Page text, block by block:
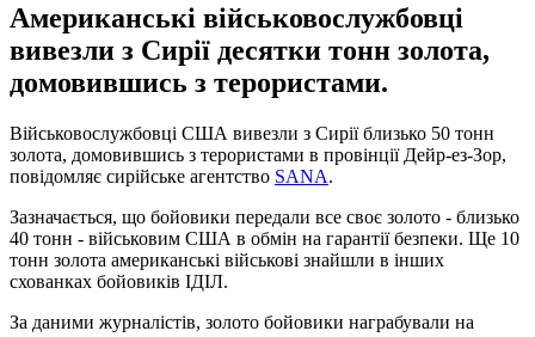
Американські військовослужбовці
вивезли з Сирії десятки тонн золота,
домовившись з терористами.
Військовослужбовці США вивезли з Сирії близько 50 тонн
золота, домовившись з терористами в провінції Дейр-ез-Зор,
повідомляє сирійське агентство SANA.
Зазначається, що бойовики передали все своє золото - близько
40 тонн - військовим США в обмін на гарантії безпеки. Ще 10
тонн золота американські військові знайшли в інших
схованках бойовиків ІДІЛ.
За даними журналістів, золото бойовики награбували на